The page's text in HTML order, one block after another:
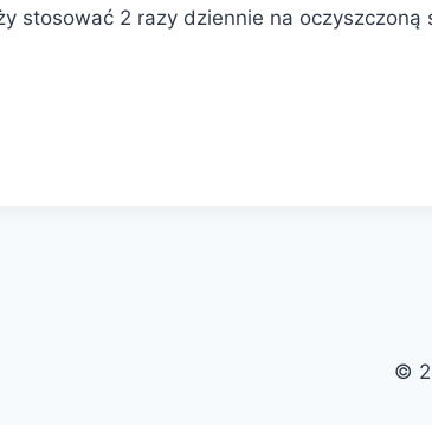
stosować 2 razy dziennie na oczyszczoną
©